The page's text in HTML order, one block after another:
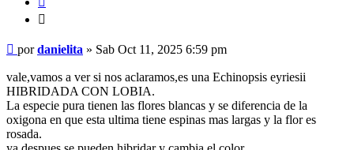
Mensaje
pordanielita » Sab Oct 11, 2025 6:59 pm
vale,vamos a ver si nos aclaramos,es una Echinopsis eyriesii
HIBRIDADA CON LOBIA.
La especie pura tienen las flores blancas y se diferencia de la
oxigona en que esta ultima tiene espinas mas largas y la flor es
rosada.